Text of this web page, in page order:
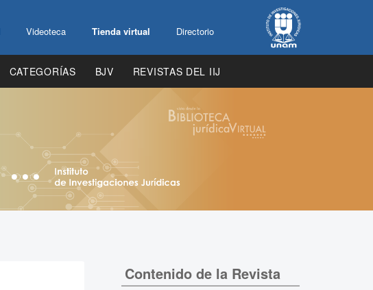
Videoteca Tienda virtual Directorio
CATEGORÍAS BJV REVISTAS DEL IIJ
Contenido de la Revista